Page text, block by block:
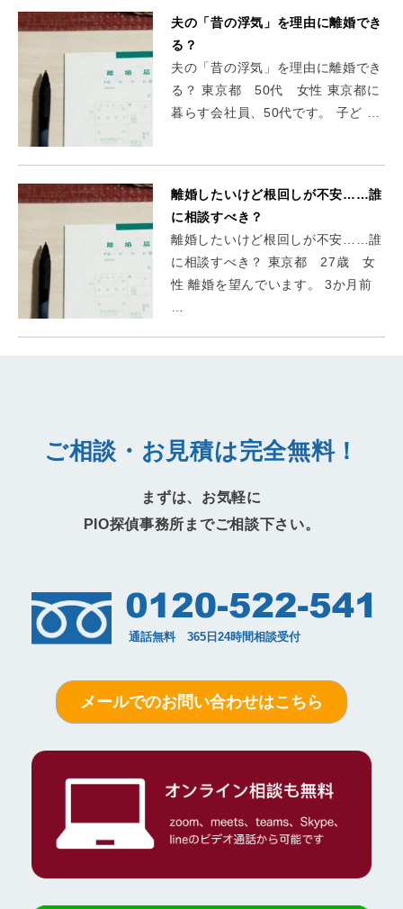
夫の「昔の浮気」を理由に離婚でき
る？
夫の「昔の浮気」を理由に離婚でき
る？ 東京都 50代 女性 東京都に
暮らす会社員、50代です。 子ど …
離婚したいけど根回しが不安……誰
に相談すべき？
離婚したいけど根回しが不安……誰
に相談すべき？ 東京都 27歳 女
性 離婚を望んでいます。 3か月前
ご相談・お見積は完全無料！
まずは、お気軽に
PIO探偵事務所までご相談下さい。
メールでのお問い合わせはこちら